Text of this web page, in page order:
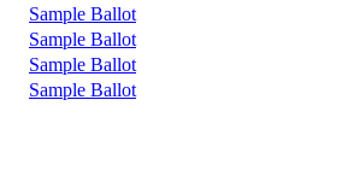
Sample Ballot
Sample Ballot
Sample Ballot
Sample Ballot